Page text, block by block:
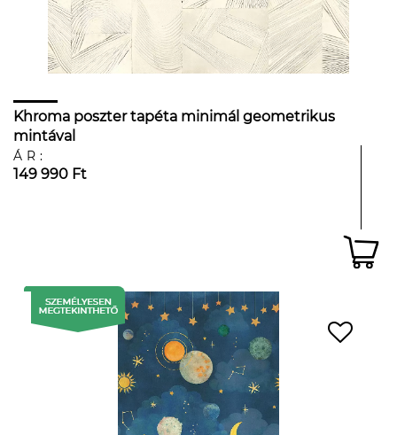
Khroma poszter tapéta minimál geometrikus
mintával
ÁR:
149 990 Ft